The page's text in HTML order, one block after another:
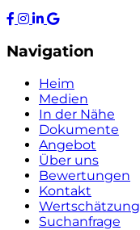
Navigation
Heim
Medien
In der Nähe
Dokumente
Angebot
Über uns
Bewertungen
Kontakt
Wertschätzung
Suchanfrage